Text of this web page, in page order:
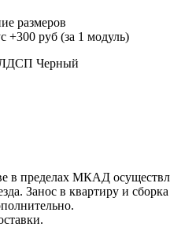
размеров
руб (за 1 модуль)
ЛДСП Черный
в пределах МКАД
Заноc в квартиру и